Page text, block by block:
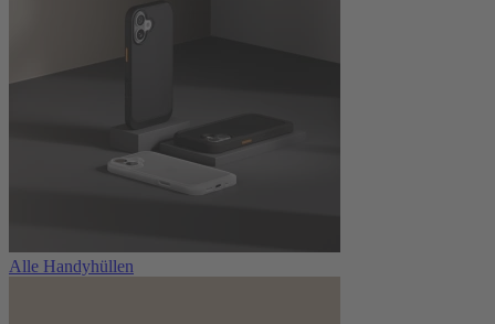
Alle Handyhüllen